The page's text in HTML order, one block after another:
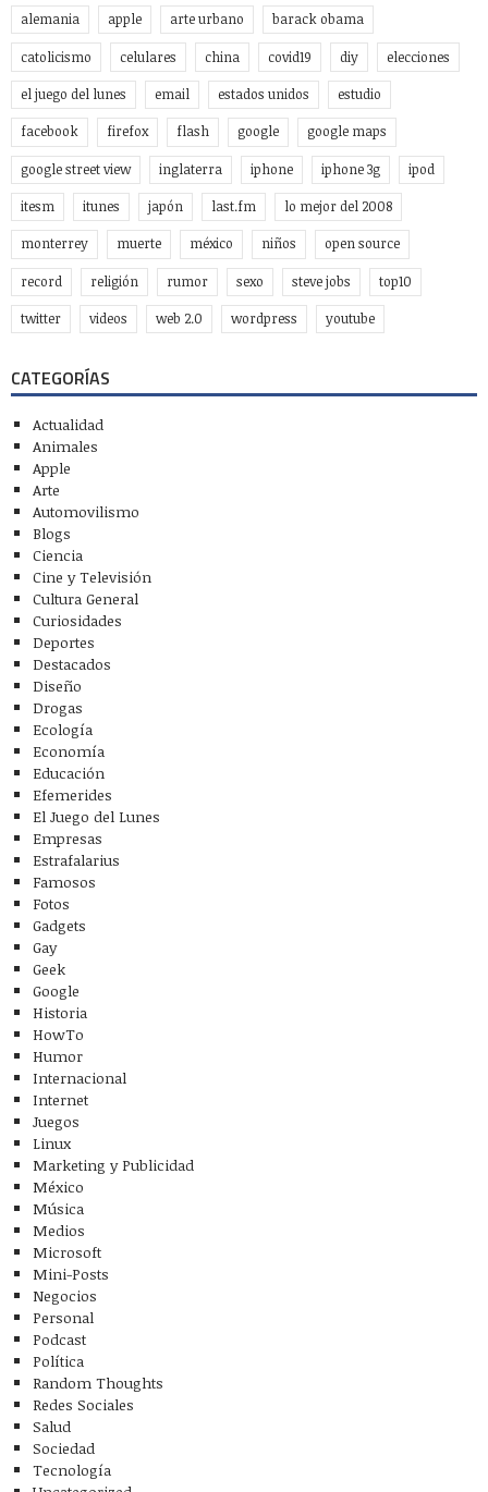
alemania apple arte urbano barack obama
catolicismo celulares china covid19 diy elecciones
el juego del lunes email estados unidos estudio
facebook firefox flash google google maps
google street view inglaterra iphone iphone 3g ipod
itesm itunes japón last.fm lo mejor del 2008
monterrey muerte méxico niños open source
record religión rumor sexo steve jobs top10
twitter videos web 2.0 wordpress youtube
CATEGORÍAS
Actualidad
Animales
Apple
Arte
Automovilismo
Blogs
Ciencia
Cine y Televisión
Cultura General
Curiosidades
Deportes
Destacados
Diseño
Drogas
Ecología
Economía
Educación
Efemerides
El Juego del Lunes
Empresas
Estrafalarius
Famosos
Fotos
Gadgets
Gay
Geek
Google
Historia
HowTo
Humor
Internacional
Internet
Juegos
Linux
Marketing y Publicidad
México
Música
Medios
Microsoft
Mini-Posts
Negocios
Personal
Podcast
Política
Random Thoughts
Redes Sociales
Salud
Sociedad
Tecnología